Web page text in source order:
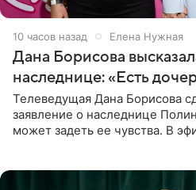
10 часов назад Елена Нужная
Дана Борисова
наследнице: «Есть
Телеведущая Дана Борисова
заявление о наследнице
может задеть ее чувства. В